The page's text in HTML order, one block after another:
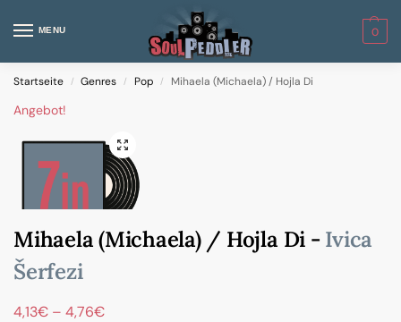
MENU 0
Startseite / Genres / Pop / Mihaela (Michaela) / Hojla Di
Angebot!
Mihaela (Michaela) / Hojla Di - Ivica
Šerfezi
4,13€ – 4,76€